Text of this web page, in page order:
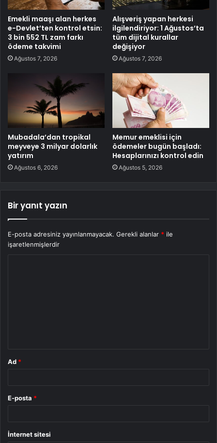
Emekli maaşı alan herkes
e-Devlet’ten kontrol etsin:
3 bin 552 TL zam farkı
ödeme takvimi
Ağustos 7, 2026
Alışveriş yapan herkesi
ilgilendiriyor: 1 Ağustos’ta
tüm dijital kurallar
değişiyor
Ağustos 7, 2026
Mubadala’dan tropikal
meyveye 3 milyar dolarlık
yatırım
Ağustos 6, 2026
Memur emeklisi için
ödemeler bugün başladı:
Hesaplarınızı kontrol edin
Ağustos 5, 2026
Bir yanıt yazın
E-posta adresiniz yayınlanmayacak. Gerekli alanlar * ile
işaretlenmişlerdir
Ad *
E-posta *
İnternet sitesi